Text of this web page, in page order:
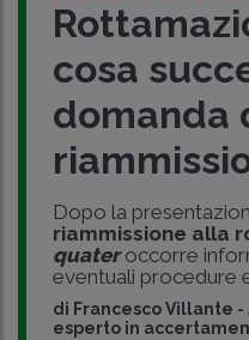
cosa
domanda
Dopo la
riammissione alla
quateroccorre
eventuali procedure
di Francesco Villante -
esperto in